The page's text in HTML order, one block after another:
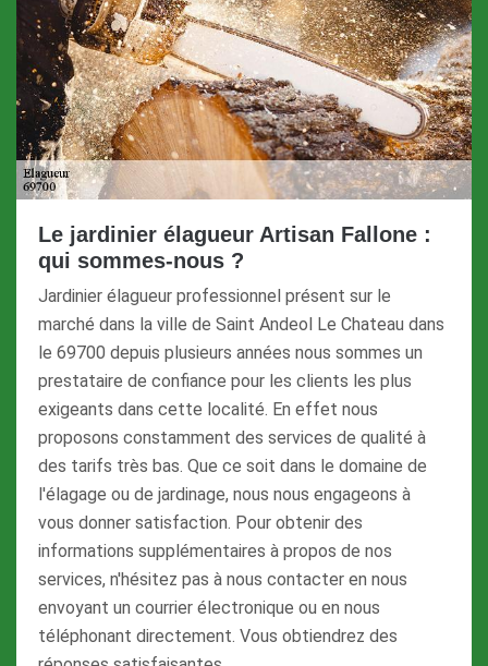
Le jardinier élagueur Artisan Fallone :
qui sommes-nous ?
Jardinier élagueur professionnel présent sur le
marché dans la ville de Saint Andeol Le Chateau dans
le 69700 depuis plusieurs années nous sommes un
prestataire de confiance pour les clients les plus
exigeants dans cette localité. En effet nous
proposons constamment des services de qualité à
des tarifs très bas. Que ce soit dans le domaine de
l'élagage ou de jardinage, nous nous engageons à
vous donner satisfaction. Pour obtenir des
informations supplémentaires à propos de nos
services, n'hésitez pas à nous contacter en nous
envoyant un courrier électronique ou en nous
téléphonant directement. Vous obtiendrez des